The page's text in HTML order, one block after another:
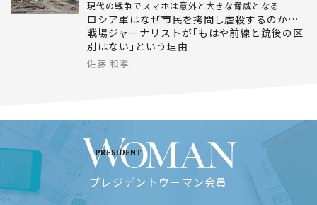
現代の戦争でスマホは意外と大きな脅威となる
ロシア軍はなぜ市民を拷問し虐殺するのか…
戦場ジャーナリストが｢もはや前線と銃後の区
別はない｣という理由
佐藤 和孝
プレジデントウーマン会員